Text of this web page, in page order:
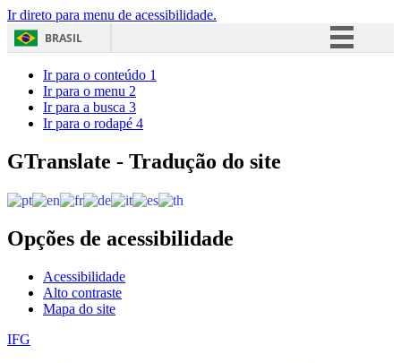
Ir direto para menu de acessibilidade.
BRASIL
Acesso à informação
Ir para o conteúdo 1
Ir para o menu 2
Ir para a busca 3
Ir para o rodapé 4
GTranslate - Tradução do site
Opções de acessibilidade
Acessibilidade
Alto contraste
Mapa do site
IFG